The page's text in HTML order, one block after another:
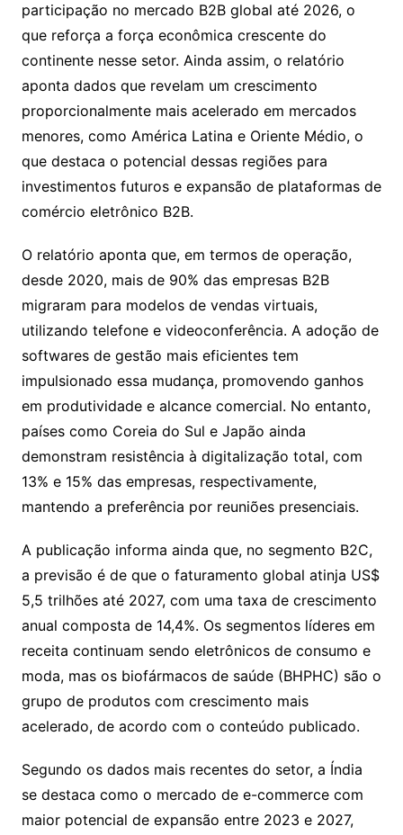
participação no mercado B2B global até 2026, o
que reforça a força econômica crescente do
continente nesse setor. Ainda assim, o relatório
aponta dados que revelam um crescimento
proporcionalmente mais acelerado em mercados
menores, como América Latina e Oriente Médio, o
que destaca o potencial dessas regiões para
investimentos futuros e expansão de plataformas de
comércio eletrônico B2B.
O relatório aponta que, em termos de operação,
desde 2020, mais de 90% das empresas B2B
migraram para modelos de vendas virtuais,
utilizando telefone e videoconferência. A adoção de
softwares de gestão mais eficientes tem
impulsionado essa mudança, promovendo ganhos
em produtividade e alcance comercial. No entanto,
países como Coreia do Sul e Japão ainda
demonstram resistência à digitalização total, com
13% e 15% das empresas, respectivamente,
mantendo a preferência por reuniões presenciais.
A publicação informa ainda que, no segmento B2C,
a previsão é de que o faturamento global atinja US$
5,5 trilhões até 2027, com uma taxa de crescimento
anual composta de 14,4%. Os segmentos líderes em
receita continuam sendo eletrônicos de consumo e
moda, mas os biofármacos de saúde (BHPHC) são o
grupo de produtos com crescimento mais
acelerado, de acordo com o conteúdo publicado.
Segundo os dados mais recentes do setor, a Índia
se destaca como o mercado de e-commerce com
maior potencial de expansão entre 2023 e 2027,